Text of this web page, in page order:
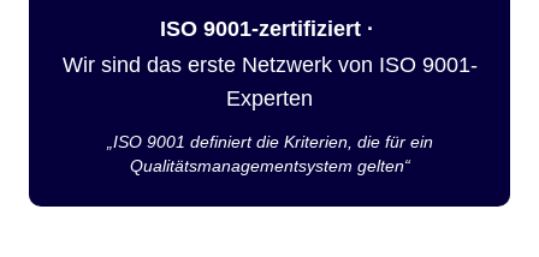
ISO 9001-zertifiziert ·
Wir sind das erste Netzwerk von ISO 9001-
Experten
„ISO 9001 definiert die Kriterien, die für ein
Qualitätsmanagementsystem gelten“